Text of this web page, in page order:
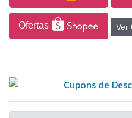
estojo plástico
Ofertas Ver